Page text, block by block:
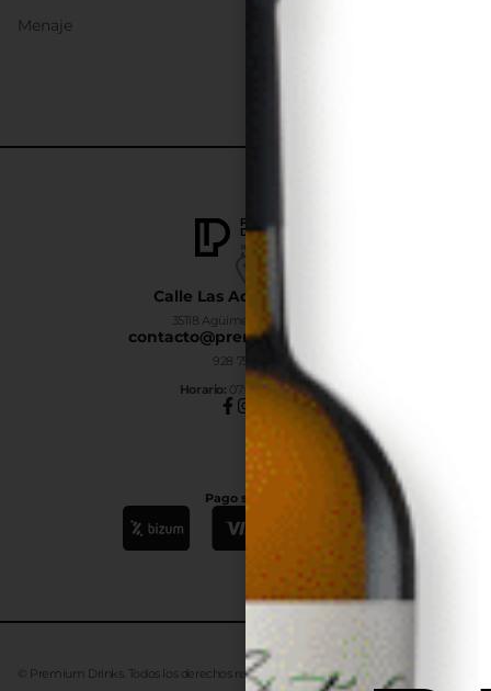
Calle Las Adelfas Nº6-B
35118 Agüimes, Las Palmas
contacto@premiumdrinks.es
928 754 363
Horario: 07:00h a 15:00h
Pago seguro
Menaje
© Premium Drinks. Todos los derechos reservados. Desarrollado Advanze